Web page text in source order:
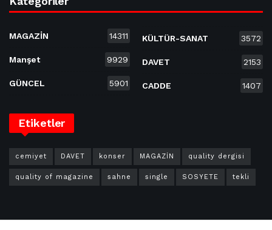
MAGAZİN 14311
Manşet 9929
GÜNCEL 5901
KÜLTÜR-SANAT 3572
DAVET 2153
CADDE 1407
Etiketler
cemiyet DAVET konser MAGAZİN quality dergisi
quality of magazine sahne single SOSYETE tekli